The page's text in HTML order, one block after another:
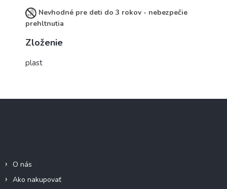
Nevhodné pre deti do 3 rokov - nebezpečie
prehltnutia
Zloženie
plast
O nás
Ako nakupovať